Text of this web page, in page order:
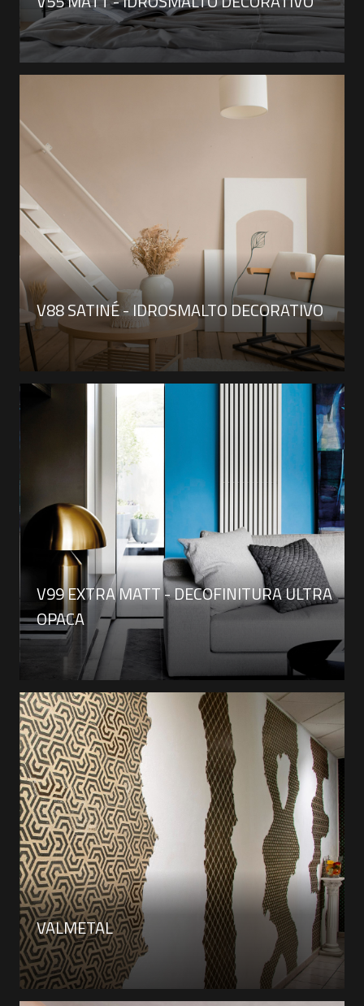
V88 SATINÉ - IDROSMALTO DECORATIVO
V99 EXTRA MATT - DECOFINITURA ULTRA
OPACA
VALMETAL